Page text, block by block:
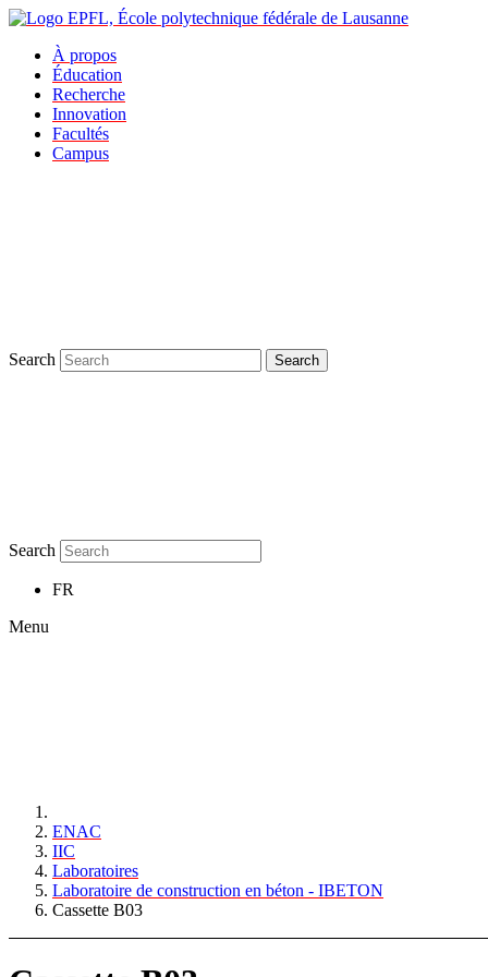
À propos
Éducation
Recherche
Innovation
Facultés
Campus
Search Search
Search
FR
Menu
ENAC
IIC
Laboratoires
Laboratoire de construction en béton - IBETON
Cassette B03